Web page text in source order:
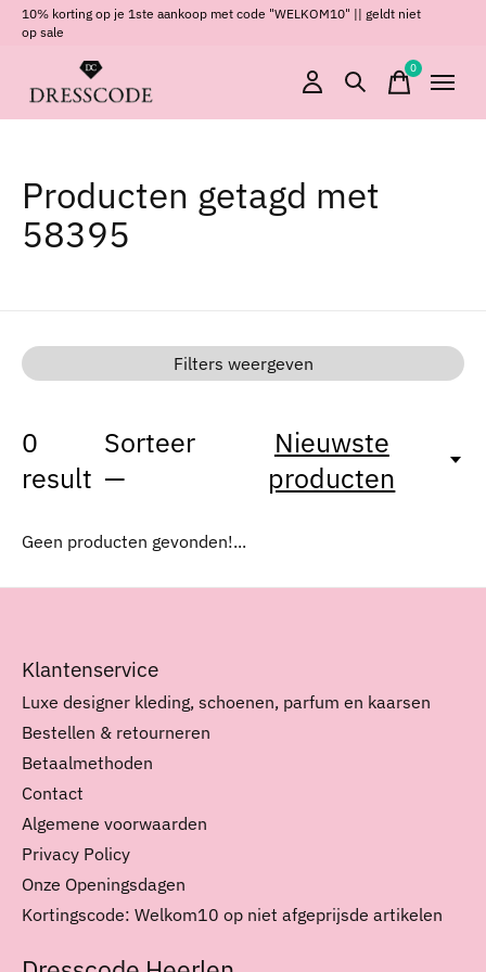
10% korting op je 1ste aankoop met code "WELKOM10" || geldt niet
op sale
0items
Producten getagd met
58395
Filters weergeven
0
result
Sorteer
—
Nieuwste
producten
Geen producten gevonden!...
Klantenservice
Luxe designer kleding, schoenen, parfum en kaarsen
Bestellen & retourneren
Betaalmethoden
Contact
Algemene voorwaarden
Privacy Policy
Onze Openingsdagen
Kortingscode: Welkom10 op niet afgeprijsde artikelen